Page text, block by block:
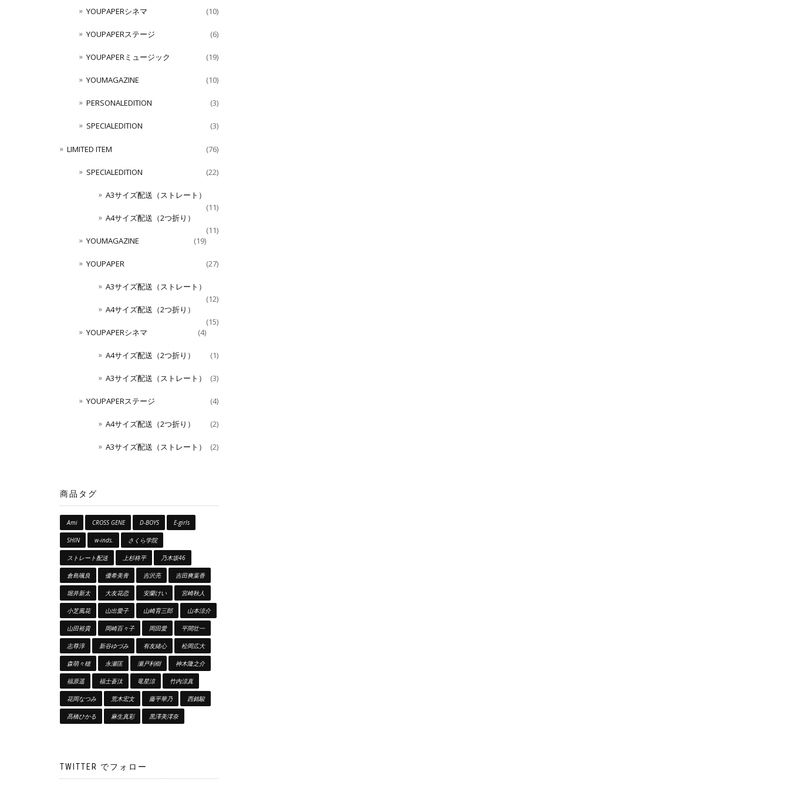
YOUPAPERシネマ (10)
YOUPAPERステージ (6)
YOUPAPERミュージック (19)
YOUMAGAZINE (10)
PERSONALEDITION (3)
SPECIALEDITION (3)
LIMITED ITEM (76)
SPECIALEDITION (22)
A3サイズ配送（ストレート）
(11)
A4サイズ配送（2つ折り）
(11)
YOUMAGAZINE
(19)
YOUPAPER (27)
A3サイズ配送（ストレート）
(12)
A4サイズ配送（2つ折り）
(15)
YOUPAPERシネマ
(4)
A4サイズ配送（2つ折り） (1)
A3サイズ配送（ストレート） (3)
YOUPAPERステージ (4)
A4サイズ配送（2つ折り） (2)
A3サイズ配送（ストレート） (2)
商品タグ
Ami CROSS GENE D-BOYS E-girls
SHIN w-inds. さくら学院
ストレート配送 上杉柊平 乃木坂46
倉島颯良 優希美青 吉沢亮 吉田爽葉香
堀井新太 大友花恋 安蘭けい 宮崎秋人
小芝風花 山出愛子 山崎育三郎 山本涼介
山田裕貴 岡崎百々子 岡田愛 平間壮一
志尊淳 新谷ゆづみ 有友緒心 松岡広大
森萌々穂 永瀬匡 瀬戸利樹 神木隆之介
福原遥 福士蒼汰 竜星涼 竹内涼真
花岡なつみ 荒木宏文 藤平華乃 西銘駿
髙橋ひかる 麻生真彩 黒澤美澪奈
TWITTER でフォロー